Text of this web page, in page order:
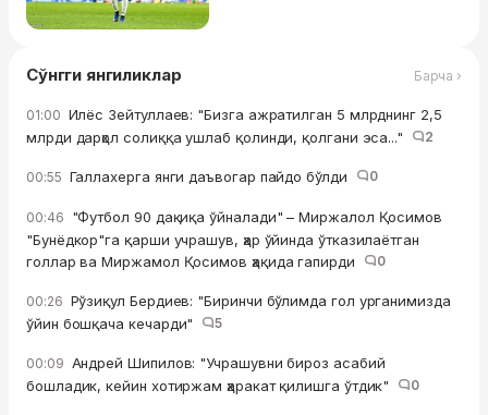
Сўнгги янгиликлар Барча ›
01:00 Илёс Зейтуллаев: "Бизга ажратилган 5 млрднинг 2,5
млрди дарҳол солиққа ушлаб қолинди, қолгани эса..."
2
00:55 Галлахерга янги даъвогар пайдо бўлди 0
00:46 "Футбол 90 дақиқа ўйналади" – Миржалол Қосимов
"Бунёдкор"га қарши учрашув, ҳар ўйинда ўтказилаётган
голлар ва Миржамол Қосимов ҳақида гапирди
0
00:26 Рўзиқул Бердиев: "Биринчи бўлимда гол урганимизда
ўйин бошқача кечарди"
5
00:09 Андрей Шипилов: "Учрашувни бироз асабий
бошладик, кейин хотиржам ҳаракат қилишга ўтдик"
0